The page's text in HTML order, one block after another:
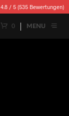
4.8 / 5 (535 Bewertungen)
0 MENU